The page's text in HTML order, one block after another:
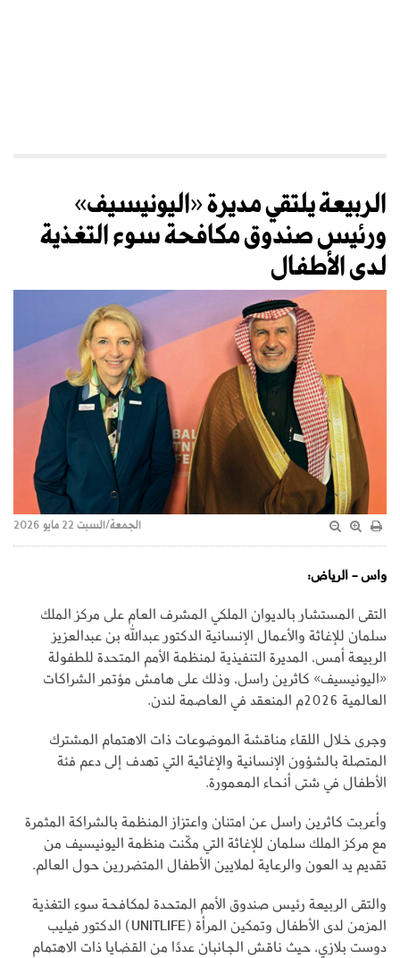
الربيعة يلتقي مديرة «اليونيسيف»
ورئيس صندوق مكافحة سوء التغذية
لدى الأطفال
الجمعة/السبت 22 مايو 2026
واس - الرياض:
التقى المستشار بالديوان الملكي المشرف العام على مركز الملك
سلمان للإغاثة والأعمال الإنسانية الدكتور عبدالله بن عبدالعزيز
الربيعة أمس، المديرة التنفيذية لمنظمة الأمم المتحدة للطفولة
«اليونيسيف» كاثرين راسل، وذلك على هامش مؤتمر الشراكات
العالمية 2026م المنعقد في العاصمة لندن.
وجرى خلال اللقاء مناقشة الموضوعات ذات الاهتمام المشترك
المتصلة بالشؤون الإنسانية والإغاثية التي تهدف إلى دعم فئة
الأطفال في شتى أنحاء المعمورة.
وأعربت كاثرين راسل عن امتنان واعتزاز المنظمة بالشراكة المثمرة
مع مركز الملك سلمان للإغاثة التي مكّنت منظمة اليونيسيف من
تقديم يد العون والرعاية لملايين الأطفال المتضررين حول العالم.
والتقى الربيعة رئيس صندوق الأمم المتحدة لمكافحة سوء التغذية
المزمن لدى الأطفال وتمكين المرأة (UNITLIFE) الدكتور فيليب
دوست بلازي، حيث ناقش الجانبان عددًا من القضايا ذات الاهتمام